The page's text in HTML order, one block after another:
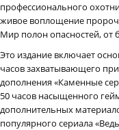
профессионального
живое воплощение
Мир полон опасностей,
Это издание включает
часов захватывающего
дополнения «Каменные
50 часов насыщенного
дополнительных
популярного сериала